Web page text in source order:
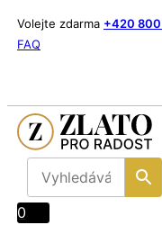
Volejte zdarma +420
FAQ
0